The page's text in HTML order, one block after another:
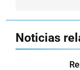
Noticias